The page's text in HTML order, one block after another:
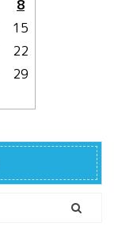
8
15
22
29